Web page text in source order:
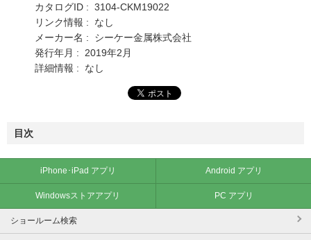
カタログID : 3104-CKM19022
リンク情報 : なし
メーカー名 : シーケー金属株式会社
発行年月 : 2019年2月
詳細情報 : なし
目次
iPhone･iPad アプリ Android アプリ
Windowsストアアプリ PC アプリ
ショールーム検索